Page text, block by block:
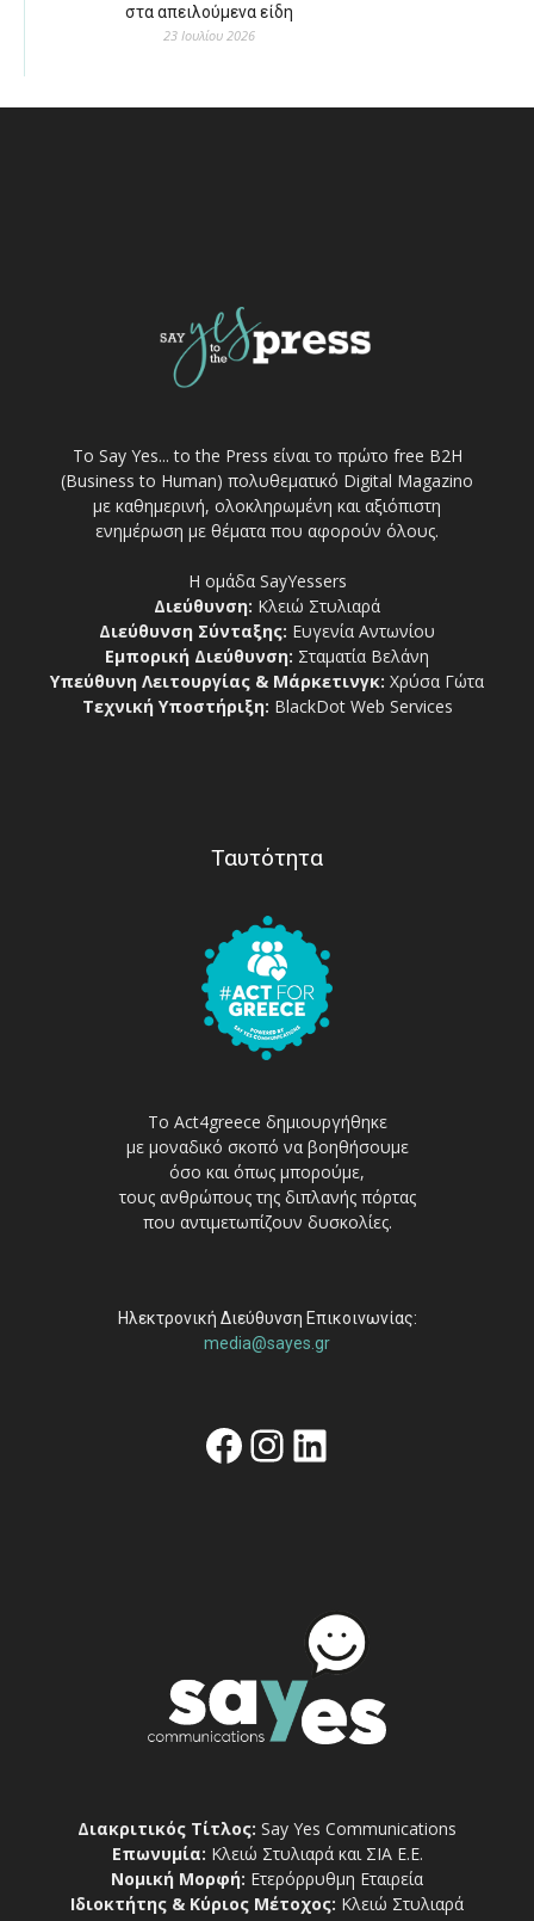
στα απειλούμενα είδη
23 Ιουλίου 2026
Το Say Yes... to the Press είναι το πρώτο free Β2Η
(Business to Human) πολυθεματικό Digital Magazino
με καθημερινή, ολοκληρωμένη και αξιόπιστη
ενημέρωση με θέματα που αφορούν όλους.
Η ομάδα SayYessers
Διεύθυνση: Κλειώ Στυλιαρά
Διεύθυνση Σύνταξης: Ευγενία Αντωνίου
Εμπορική Διεύθυνση: Σταματία Βελάνη
Υπεύθυνη Λειτουργίας & Μάρκετινγκ: Χρύσα Γώτα
Τεχνική Υποστήριξη: BlackDot Web Services
Ταυτότητα
Το Act4greece δημιουργήθηκε
με μοναδικό σκοπό να βοηθήσουμε
όσο και όπως μπορούμε,
τους ανθρώπους της διπλανής πόρτας
που αντιμετωπίζουν δυσκολίες.
Ηλεκτρονική Διεύθυνση Επικοινωνίας:
media@sayes.gr
Facebook
Instagram
Linkedin
Διακριτικός Τίτλος: Say Yes Communications
Επωνυμία: Κλειώ Στυλιαρά και ΣΙΑ Ε.Ε.
Νομική Μορφή: Ετερόρρυθμη Εταιρεία
Ιδιοκτήτης & Κύριος Μέτοχος: Κλειώ Στυλιαρά